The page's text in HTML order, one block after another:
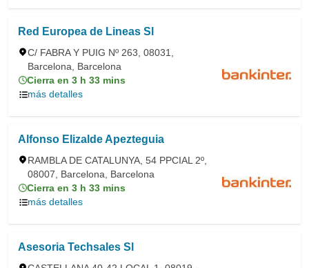
Red Europea de Lineas Sl
C/ FABRA Y PUIG Nº 263, 08031,
Barcelona, Barcelona
Cierra en 3 h 33 mins
más detalles
Alfonso Elizalde Apezteguia
RAMBLA DE CATALUNYA, 54 PPCIAL 2º,
08007, Barcelona, Barcelona
Cierra en 3 h 33 mins
más detalles
Asesoria Techsales Sl